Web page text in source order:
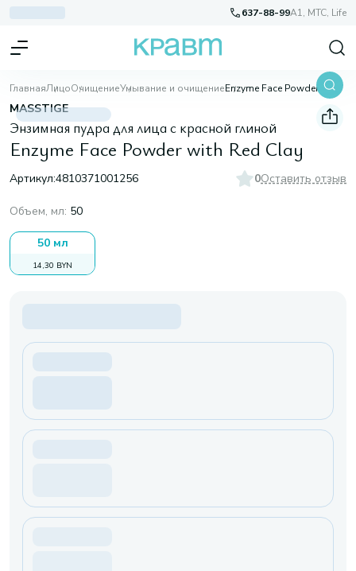
637-88-99A1, МТС, Life
ГлавнаяЛицоОчищениеУмывание и очищение Enzyme Face Powder with Red Clay
MASSTIGE
Энзимная пудра для лица c красной глиной
Enzyme Face Powder with Red Clay
Артикул:4810371001256 0Оставить отзыв
Объем, мл: 50
50 мл
14,30 BYN